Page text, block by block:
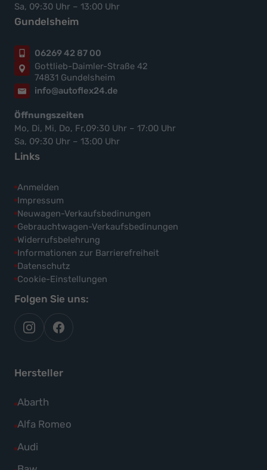
Sa, 09:30 Uhr – 13:00 Uhr
Gundelsheim
06269 42 87 00
Gottlieb-Daimler-Straße 42
74831 Gundelsheim
info@autoflex24.de
Öffnungszeiten
Mo, Di, Mi, Do, Fr,09:30 Uhr – 17:00 Uhr
Sa, 09:30 Uhr – 13:00 Uhr
Links
Anmelden
Impressum
Neuwagen-Verkaufsbedinungen
Gebrauchtwagen-Verkaufsbedinungen
Widerrufsbelehrung
Informationen zur Barrierefreiheit
Datenschutz
Cookie-Einstellungen
Folgen Sie uns:
autoflex
auf
autoflex24
auf
Hersteller
Abarth
Alle
Fahrzeuge
Abarth
Alfa Romeo
Alle
Fahrzeuge
Audi
Alle
Fahrzeuge